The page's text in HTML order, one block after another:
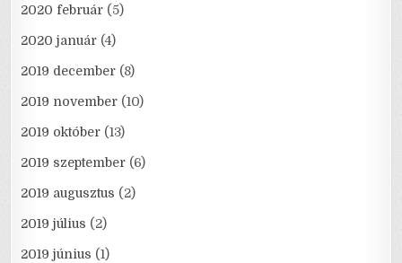
2020 február (5)
2020 január (4)
2019 december (8)
2019 november (10)
2019 október (13)
2019 szeptember (6)
2019 augusztus (2)
2019 július (2)
2019 június (1)